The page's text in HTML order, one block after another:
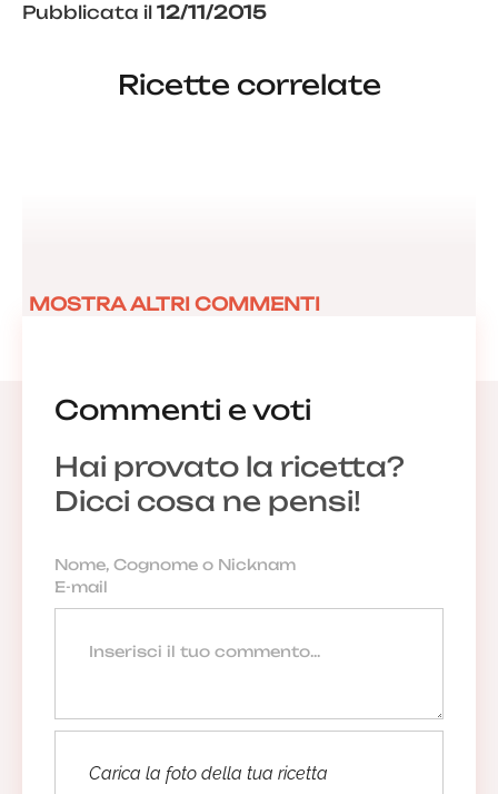
Pubblicata il 12/11/2015
Ricette correlate
Commenti e voti
Hai provato la ricetta?
Dicci cosa ne pensi!
Carica la foto della tua ricetta
MOSTRA ALTRI COMMENTI